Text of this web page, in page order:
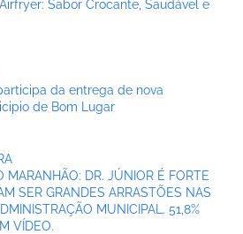
Sabor Crocante, Saudável e
da entrega de nova
de Bom Lugar
MARANHÃO: DR. JÚNIOR É FORTE
SER GRANDES ARRASTÕES NAS
MUNICIPAL. 51,8%
VÍDEO.